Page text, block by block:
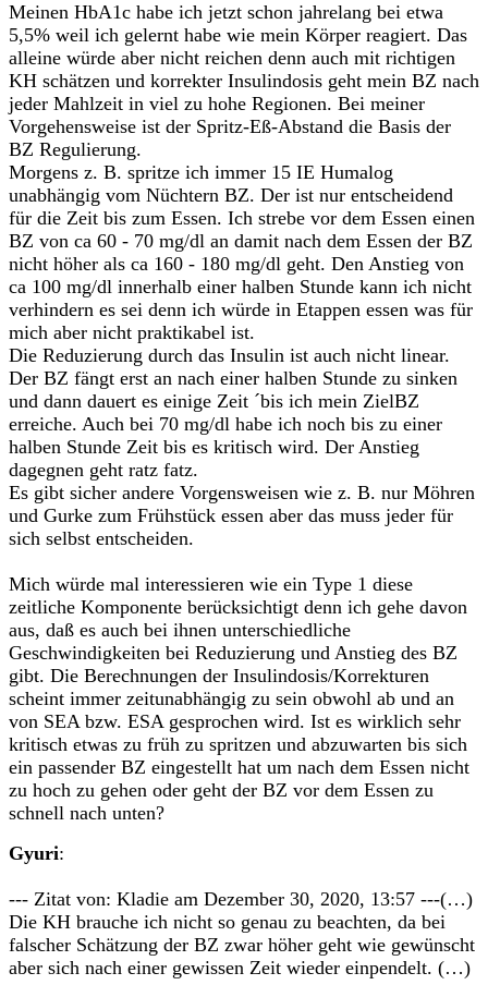
Meinen HbA1c habe ich jetzt schon jahrelang bei etwa
5,5% weil ich gelernt habe wie mein Körper reagiert. Das
alleine würde aber nicht reichen denn auch mit richtigen
KH schätzen und korrekter Insulindosis geht mein BZ nach
jeder Mahlzeit in viel zu hohe Regionen. Bei meiner
Vorgehensweise ist der Spritz-Eß-Abstand die Basis der
BZ Regulierung.
Morgens z. B. spritze ich immer 15 IE Humalog
unabhängig vom Nüchtern BZ. Der ist nur entscheidend
für die Zeit bis zum Essen. Ich strebe vor dem Essen einen
BZ von ca 60 - 70 mg/dl an damit nach dem Essen der BZ
nicht höher als ca 160 - 180 mg/dl geht. Den Anstieg von
ca 100 mg/dl innerhalb einer halben Stunde kann ich nicht
verhindern es sei denn ich würde in Etappen essen was für
mich aber nicht praktikabel ist.
Die Reduzierung durch das Insulin ist auch nicht linear.
Der BZ fängt erst an nach einer halben Stunde zu sinken
und dann dauert es einige Zeit ´bis ich mein ZielBZ
erreiche. Auch bei 70 mg/dl habe ich noch bis zu einer
halben Stunde Zeit bis es kritisch wird. Der Anstieg
dagegnen geht ratz fatz.
Es gibt sicher andere Vorgensweisen wie z. B. nur Möhren
und Gurke zum Frühstück essen aber das muss jeder für
sich selbst entscheiden.
Mich würde mal interessieren wie ein Type 1 diese
zeitliche Komponente berücksichtigt denn ich gehe davon
aus, daß es auch bei ihnen unterschiedliche
Geschwindigkeiten bei Reduzierung und Anstieg des BZ
gibt. Die Berechnungen der Insulindosis/Korrekturen
scheint immer zeitunabhängig zu sein obwohl ab und an
von SEA bzw. ESA gesprochen wird. Ist es wirklich sehr
kritisch etwas zu früh zu spritzen und abzuwarten bis sich
ein passender BZ eingestellt hat um nach dem Essen nicht
zu hoch zu gehen oder geht der BZ vor dem Essen zu
schnell nach unten?
Gyuri:
--- Zitat von: Kladie am Dezember 30, 2020, 13:57 ---(…)
Die KH brauche ich nicht so genau zu beachten, da bei
falscher Schätzung der BZ zwar höher geht wie gewünscht
aber sich nach einer gewissen Zeit wieder einpendelt. (…)